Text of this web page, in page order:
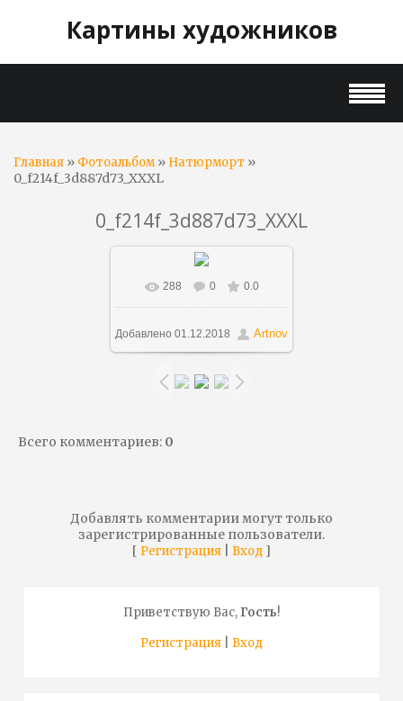
Картины художников
Главная » Фотоальбом» Натюрморт »
0_f214f_3d887d73_XXXL
0_f214f_3d887d73_XXXL
В реальном размере
913x1200 / 316.7Kb
288 0 0.0
Добавлено 01.12.2018 Artnov
Всего комментариев: 0
Добавлять комментарии могут только
зарегистрированные пользователи.
[ Регистрация Вход ]
Приветствую Вас,Гость!
Регистрация
Вход